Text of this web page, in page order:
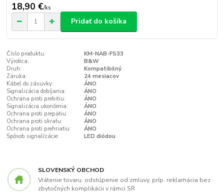
18,90 €/ks
Pridať do košíka
Číslo produktu:
KM-NAB-FS33
Výrobca:
B&W
Druh:
Kompatibilný
Záruka:
24 mesiacov
Kábel do zásuvky:
ÁNO
Signalizácia dobíjania:
ÁNO
Ochrana proti prebitiu:
ÁNO
Signalizácia ukončenia:
ÁNO
Ochrana proti prepätiu:
ÁNO
Ochrana proti skratu:
ÁNO
Ochrana proti prehriatiu:
ÁNO
Spôsob signalízácie:
LED diódou
SLOVENSKÝ OBCHOD
Vrátenie tovaru, odstúpenie od zmluvy, príp. reklamácia bez
zbytočných komplikácii v rámci SR